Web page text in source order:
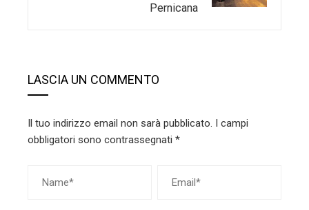
Pernicana
LASCIA UN COMMENTO
Il tuo indirizzo email non sarà pubblicato.
I campi
obbligatori sono contrassegnati *